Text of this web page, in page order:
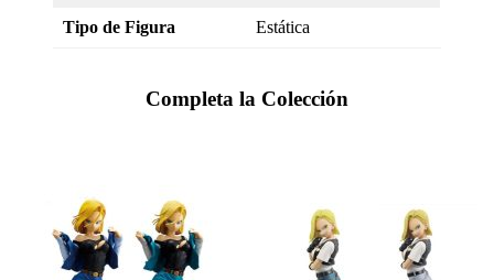
Tipo de Figura Estática
Completa la Colección